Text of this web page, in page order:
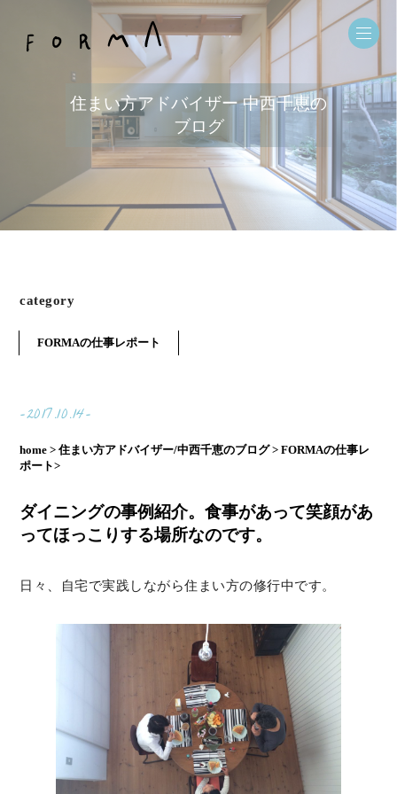
住まい方アドバイザー 中西千恵の
ブログ
category
FORMAの仕事レポート
-2017.10.14-
home > 住まい方アドバイザー/中西千恵のブログ > FORMAの仕事レ
ポート>
ダイニングの事例紹介。食事があって笑顔があ
ってほっこりする場所なのです。
日々、自宅で実践しながら住まい方の修行中です。